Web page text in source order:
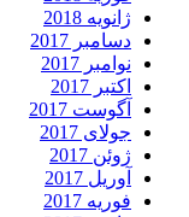
ژانویه 2018
دسامبر 2017
نوامبر 2017
اکتبر 2017
آگوست 2017
جولای 2017
ژوئن 2017
آوریل 2017
فوریه 2017